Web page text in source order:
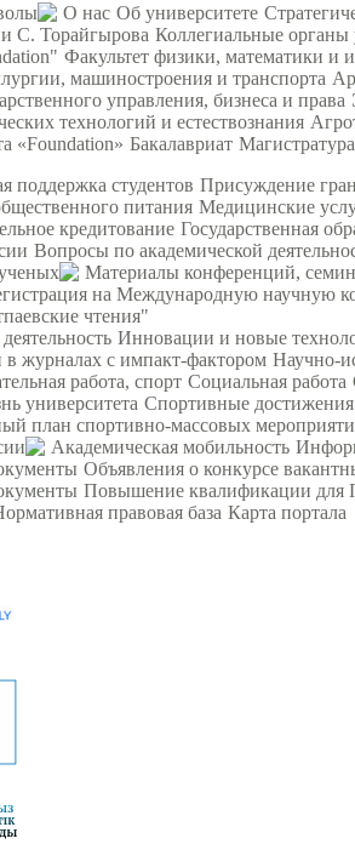
О нас Об университете
С. Торайгырова Коллегиальные органы
Факультет физики, математики и
машиностроения и транспорта
управления, бизнеса и права
технологий и естествознания
«Foundation» Бакалавриат Магистратура
поддержка студентов Присуждение
питания Медицинские
кредитование Государственная
Вопросы по академической
Материалы конференций,
на Международную научную
чтения"
Инновации и новые
журналах с импакт-фактором Научно-
работа, спорт Социальная работа
университета Спортивные достижения
план спортивно-массовых
Академическая мобильность
Объявления о конкурсе
Повышение квалификации для
правовая база Карта портала